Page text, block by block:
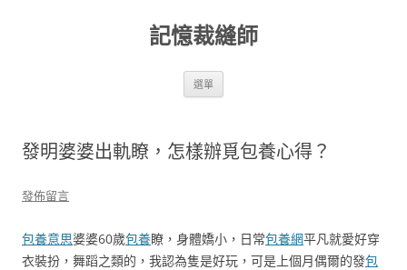
記憶裁縫師
選單
發明婆婆出軌瞭，怎樣辦覓包養心得？
發佈留言
包養意思婆婆60歲包養瞭，身體嬌小，日常包養網平凡就愛好穿
衣裝扮，舞蹈之類的，我認為隻是好玩，可是上個月偶爾的發包